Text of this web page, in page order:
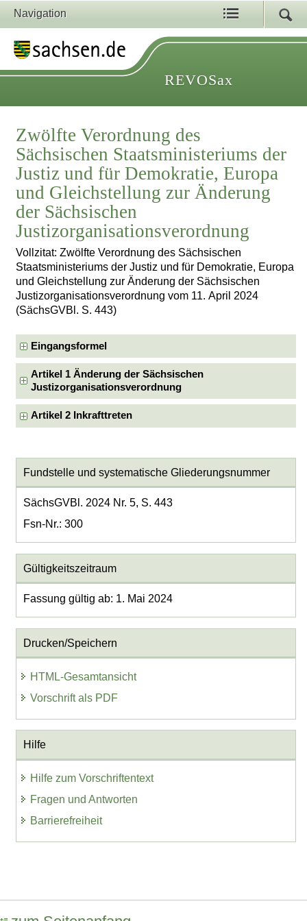
Navigation
REVOSax
Zwölfte Verordnung des
Sächsischen Staatsministeriums der
Justiz und für Demokratie, Europa
und Gleichstellung zur Änderung
der Sächsischen
Justizorganisationsverordnung
Vollzitat: Zwölfte Verordnung des Sächsischen
Staatsministeriums der Justiz und für Demokratie, Europa
und Gleichstellung zur Änderung der Sächsischen
Justizorganisationsverordnung vom 11. April 2024
(SächsGVBl. S. 443)
Eingangsformel
Artikel 1 Änderung der Sächsischen
Justizorganisationsverordnung
Artikel 2 Inkrafttreten
Fundstelle und systematische Gliederungsnummer
SächsGVBl. 2024 Nr. 5, S. 443
Fsn-Nr.: 300
Gültigkeitszeitraum
Fassung gültig ab: 1. Mai 2024
Drucken/Speichern
HTML-Gesamtansicht
Vorschrift als PDF
Hilfe
Hilfe zum Vorschriftentext
Fragen und Antworten
Barrierefreiheit